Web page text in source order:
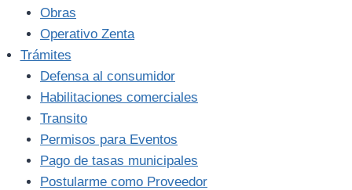
Obras
Operativo Zenta
Trámites
Defensa al consumidor
Habilitaciones comerciales
Transito
Permisos para Eventos
Pago de tasas municipales
Postularme como Proveedor